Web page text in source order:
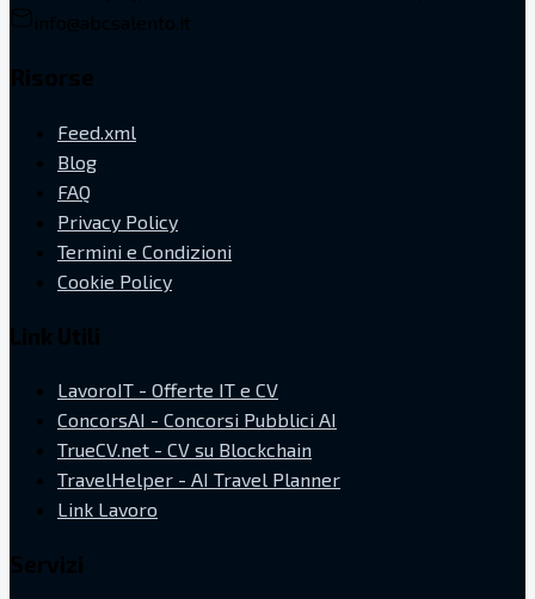
Feed.xml
Blog
FAQ
Privacy Policy
Termini e Condizioni
Cookie Policy
LavoroIT - Offerte IT e CV
ConcorsAI - Concorsi Pubblici AI
TrueCV.net - CV su Blockchain
TravelHelper - AI Travel Planner
Link Lavoro